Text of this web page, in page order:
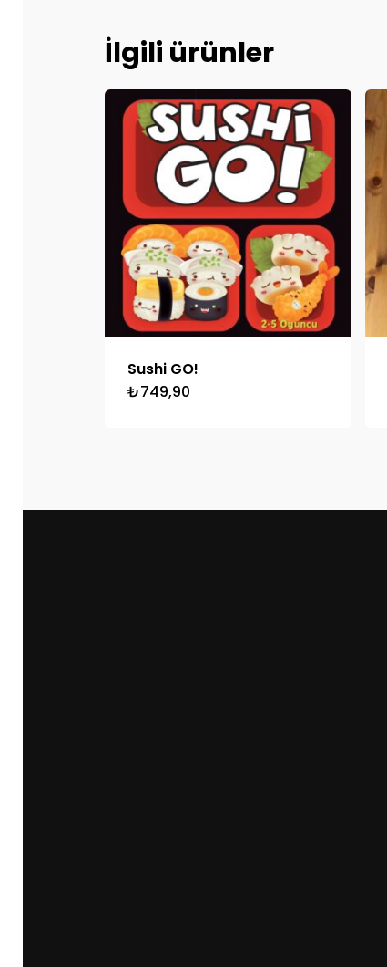
İlgili ürünler
Sushi GO!
₺749,90